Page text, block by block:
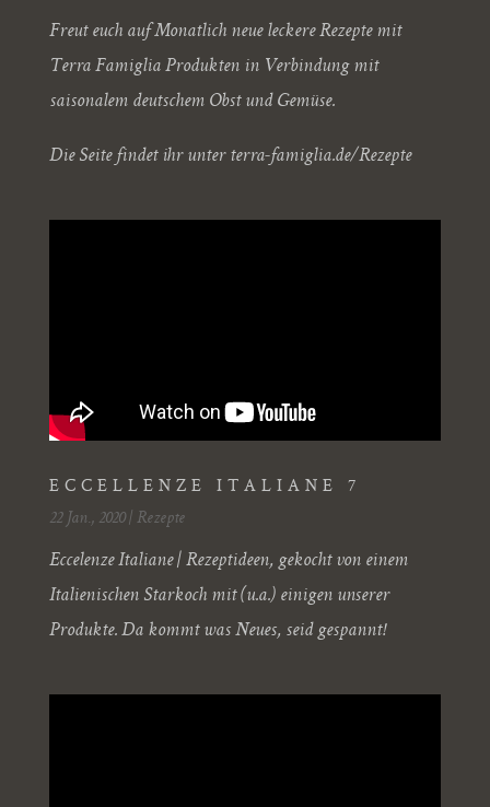
Freut euch auf Monatlich neue leckere Rezepte mit
Terra Famiglia Produkten in Verbindung mit
saisonalem deutschem Obst und Gemüse.
Die Seite findet ihr unter terra-famiglia.de/Rezepte
ECCELLENZE ITALIANE 7
22 Jan., 2020| Rezepte
Eccelenze Italiane | Rezeptideen, gekocht von einem
Italienischen Starkoch mit (u.a.) einigen unserer
Produkte. Da kommt was Neues, seid gespannt!